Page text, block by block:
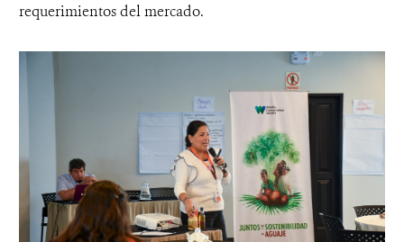
requerimientos del mercado.